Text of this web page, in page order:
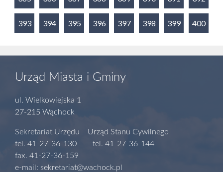
393 394 395 396 397 398 399 400
Urząd Miasta i Gminy
ul. Wielkowiejska 1
27-215 Wąchock
Sekretariat Urzędu Urząd Stanu Cywilnego
tel. 41-27-36-130 tel. 41-27-36-144
fax. 41-27-36-159
e-mail: sekretariat@wachock.pl